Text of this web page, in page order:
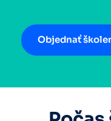
Objednať